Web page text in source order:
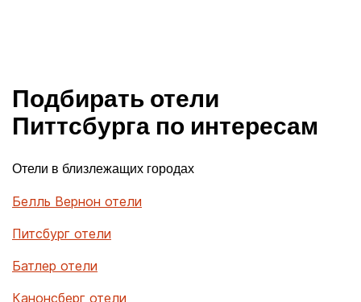
Подбирать отели
Питтсбурга по интересам
Отели в близлежащих городах
Белль Вернон отели
Питсбург отели
Батлер отели
Канонсберг отели